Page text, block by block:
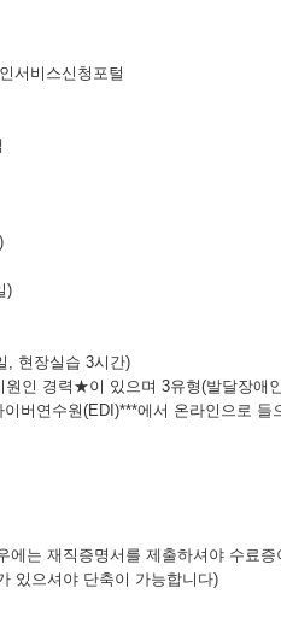
서비스신청포털
)
, 현장실습 3시간)
경력★이 있으며 3유형(발달장애인
버연수원(EDI)***에서 온라인으로 들
는 재직증명서를 제출하셔야 수료증
있으셔야 단축이 가능합니다)